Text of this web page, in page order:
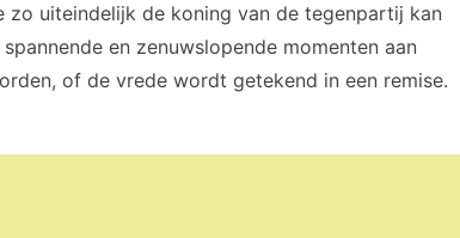
uiteindelijk de koning van de tegenpartij kan
en zenuwslopende momenten aan
of de vrede wordt getekend in een remise.